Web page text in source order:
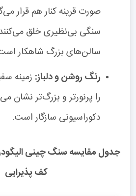
صورت قرینه کنار هم قرار
سنگی بی‌نظیری خلق
سالن‌های بزرگ شاهکار
رنگ روشن و دلباز: زمینه
را پرنورتر و بزرگ‌تر نشان
دکوراسیونی سازگار است.
جدول مقایسه سنگ چینی
کف پذیرایی